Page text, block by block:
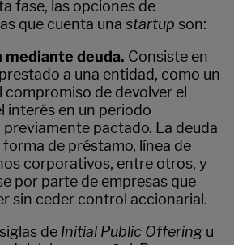
fase, las opciones de
que cuenta una startup son:
mediante deuda. Consiste en
a una entidad, como un
compromiso de devolver el
interés en un periodo
pactado. La deuda
forma de préstamo, línea de
corporativos, entre otros, y
por parte de empresas que
sin ceder control accionarial.
de Initial Public Offering u